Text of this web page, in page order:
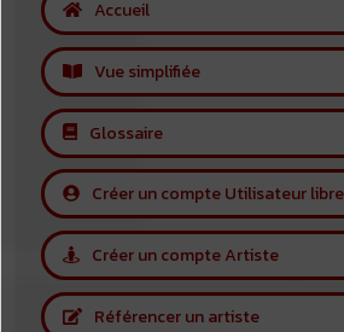
Accueil
Vue simplifiée
Glossaire
Créer un compte Utilisateur libre
Créer un compte Artiste
Référencer un artiste